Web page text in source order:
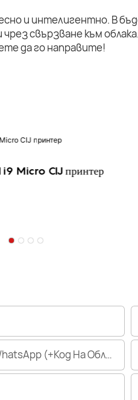
и интелигентно. В
свързване към
да го направите!
i9 Micro CIJ принтер
(+Код На Областта)